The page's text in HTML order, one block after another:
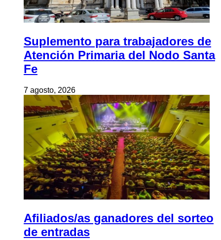
Suplemento para trabajadores de
Atención Primaria del Nodo Santa
Fe
7 agosto, 2026
Afiliados/as ganadores del sorteo
de entradas